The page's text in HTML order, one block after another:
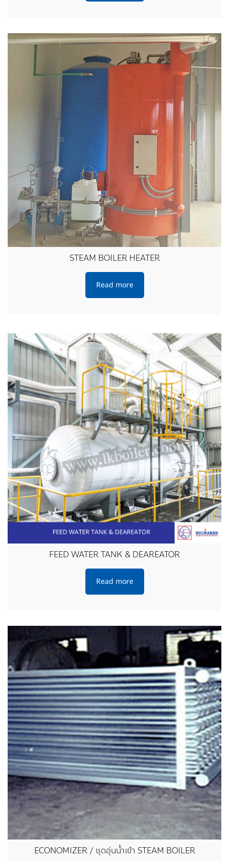
STEAM BOILER HEATER
Read more
FEED WATER TANK & DEAREATOR
Read more
ECONOMIZER / ชุดอุ่นน้ำเข้า STEAM BOILER